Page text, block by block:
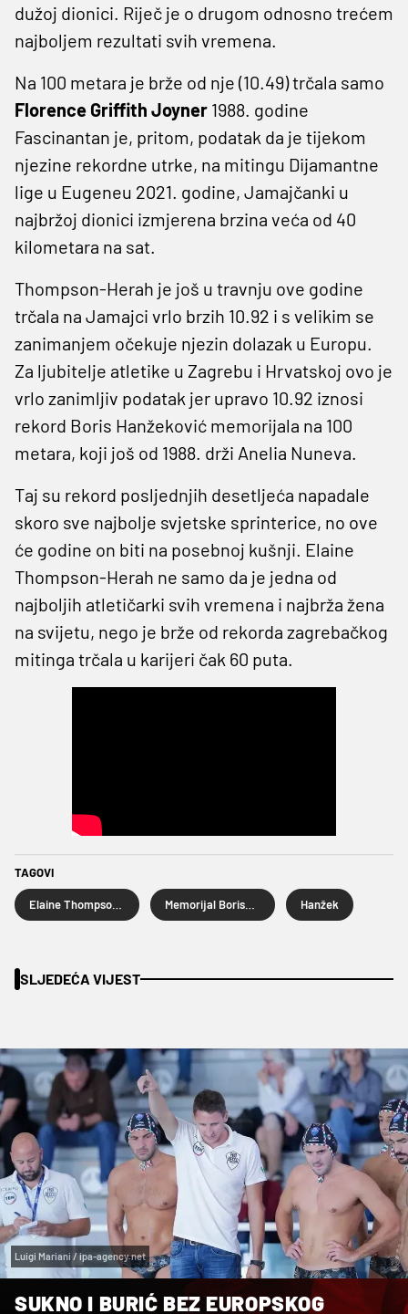
dužoj dionici. Riječ je o drugom odnosno trećem
najboljem rezultati svih vremena.
Na 100 metara je brže od nje (10.49) trčala samo
Florence Griffith Joyner 1988. godine
Fascinantan je, pritom, podatak da je tijekom
njezine rekordne utrke, na mitingu Dijamantne
lige u Eugeneu 2021. godine, Jamajčanki u
najbržoj dionici izmjerena brzina veća od 40
kilometara na sat.
Thompson-Herah je još u travnju ove godine
trčala na Jamajci vrlo brzih 10.92 i s velikim se
zanimanjem očekuje njezin dolazak u Europu.
Za ljubitelje atletike u Zagrebu i Hrvatskoj ovo je
vrlo zanimljiv podatak jer upravo 10.92 iznosi
rekord Boris Hanžeković memorijala na 100
metara, koji još od 1988. drži Anelia Nuneva.
Taj su rekord posljednjih desetljeća napadale
skoro sve najbolje svjetske sprinterice, no ove
će godine on biti na posebnoj kušnji. Elaine
Thompson-Herah ne samo da je jedna od
najboljih atletičarki svih vremena i najbrža žena
na svijetu, nego je brže od rekorda zagrebačkog
mitinga trčala u karijeri čak 60 puta.
TAGOVI
Hanžek
SLJEDEĆA VIJEST
Luigi Mariani / ipa-agency.net
SUKNO I BURIĆ BEZ EUROPSKOG